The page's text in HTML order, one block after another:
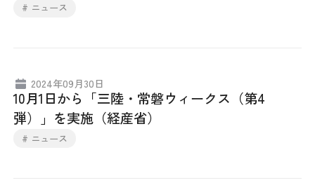
# ニュース
2024年09月30日
10月1日から「三陸・常磐ウィークス（第4
弾）」を実施（経産省）
# ニュース